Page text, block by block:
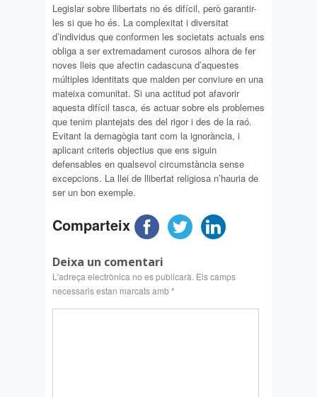
Legislar sobre llibertats no és difícil, però garantir-
les si que ho és. La complexitat i diversitat
d’individus que conformen les societats actuals ens
obliga a ser extremadament curosos alhora de fer
noves lleis que afectin cadascuna d’aquestes
múltiples identitats que malden per conviure en una
mateixa comunitat. Si una actitud pot afavorir
aquesta difícil tasca, és actuar sobre els problemes
que tenim plantejats des del rigor i des de la raó.
Evitant la demagògia tant com la ignorància, i
aplicant criteris objectius que ens siguin
defensables en qualsevol circumstància sense
excepcions. La llei de llibertat religiosa n’hauria de
ser un bon exemple.
Comparteix
Deixa un comentari
L'adreça electrònica no es publicarà. Els camps
necessaris estan marcats amb*